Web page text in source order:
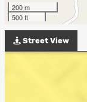
200 m
500 ft
Street View